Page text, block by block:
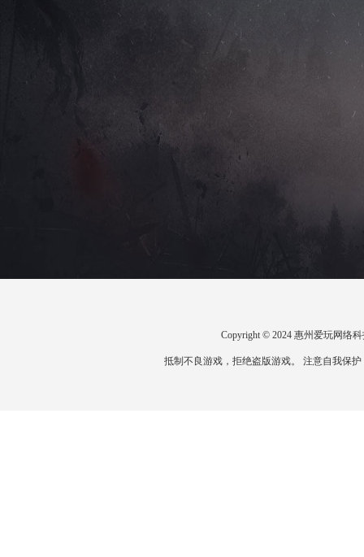
Copyright © 2024 惠州爱玩网络
抵制不良游戏，拒绝盗版游戏。 注意自我保